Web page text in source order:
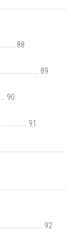
88
89
90
91
92